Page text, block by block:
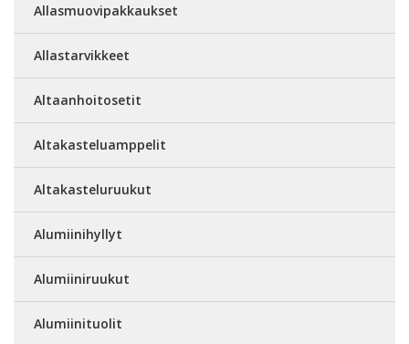
Allasmuovipakkaukset
Allastarvikkeet
Altaanhoitosetit
Altakasteluamppelit
Altakasteluruukut
Alumiinihyllyt
Alumiiniruukut
Alumiinituolit